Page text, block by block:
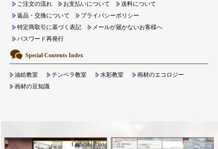
ご注文の流れ お支払いについて
送料について
返品・交換について
プライバシーポリシー
特定商取引に基づく表記
メールが届かないお客様へ
パスワード再発行
Special Contents Index
油絵教室 テンペラ教室 水彩教室
画材のエコロジー
画材の豆知識